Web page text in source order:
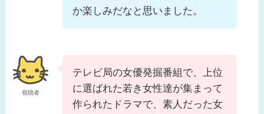
か楽しみだなと思いました。
視聴者
テレビ局の女優発掘番組で、上位
に選ばれた若き女性達が集まって
作られたドラマで、素人だった女